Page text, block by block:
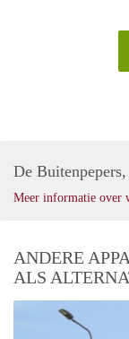
De
Meer informatie over
ANDERE
ALS